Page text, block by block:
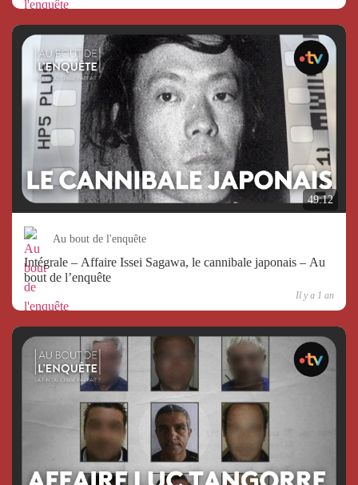
49:12
Au bout de l'enquête
Intégrale – Affaire Issei Sagawa, le cannibale japonais – Au
bout de l’enquête
Il y a 1 an